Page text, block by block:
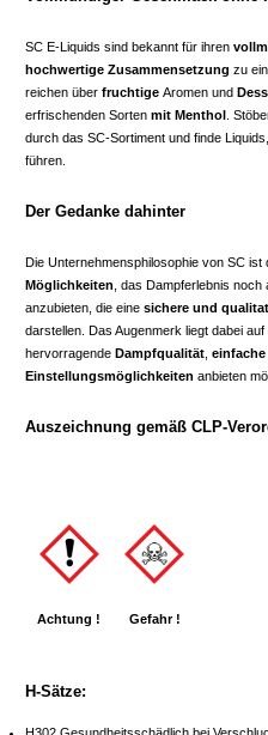
SC E-Liquids sind bekannt für ihren
hochwertige Zusammensetzung zu
reichen über fruchtige Aromen und
erfrischenden Sorten mit Menthol
.
durch das SC-Sortiment und finde
führen.
Der Gedanke dahinter
Die Unternehmensphilosophie von SC ist
Möglichkeiten , das Dampferlebnis
anzubieten, die eine sichere und
darstellen. Das Augenmerk liegt dabei
hervorragende Dampfqualität
Einstellungsmöglichkeiten anbieten
Auszeichnung gemäß CLP-
Achtung ! Gefahr !
H-Sätze: